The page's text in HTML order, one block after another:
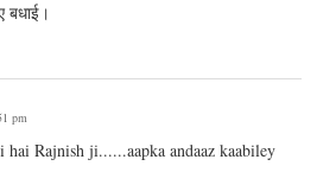
बधाई।
pm
hai Rajnish ji......aapka andaaz kaabiley